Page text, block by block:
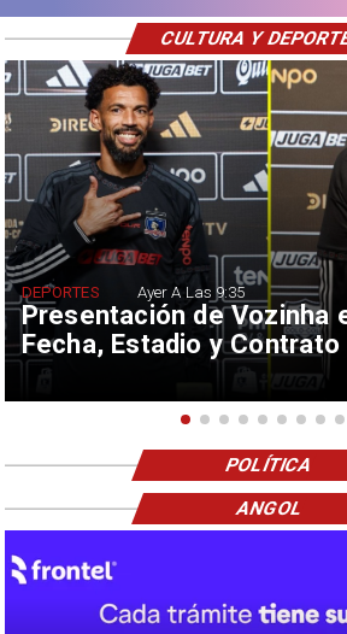
Presentación de Vozinha
Fecha, Estadio y Contrato
DEPORTES Ayer A Las 9:35
CULTURA Y
POLÍTICA
ANGOL